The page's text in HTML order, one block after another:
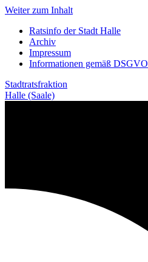
Weiter zum Inhalt
Ratsinfo der Stadt Halle
Archiv
Impressum
Informationen gemäß DSGVO
Stadtratsfraktion
Halle (Saale)